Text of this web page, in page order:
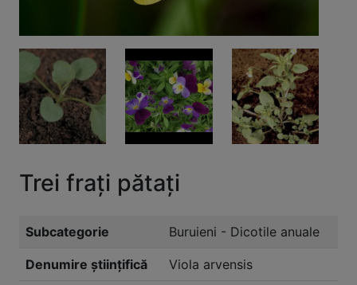
Trei frați pătați
Subcategorie Buruieni - Dicotile anuale
Denumire științifică Viola arvensis